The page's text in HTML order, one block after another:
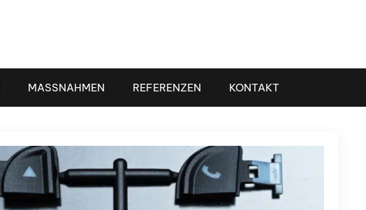
MASSNAHMEN REFERENZEN KONTAKT